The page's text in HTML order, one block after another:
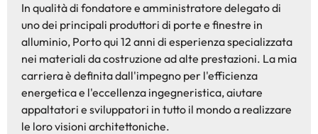
In qualità di fondatore e amministratore delegato di
uno dei principali produttori di porte e finestre in
alluminio, Porto qui 12 anni di esperienza specializzata
nei materiali da costruzione ad alte prestazioni. La mia
carriera è definita dall'impegno per l'efficienza
energetica e l'eccellenza ingegneristica, aiutare
appaltatori e sviluppatori in tutto il mondo a realizzare
le loro visioni architettoniche.